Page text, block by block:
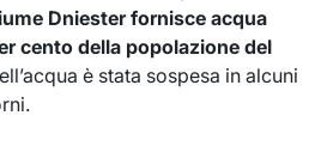
Dniester fornisce acqua
cento della popolazione del
è stata sospesa in alcuni